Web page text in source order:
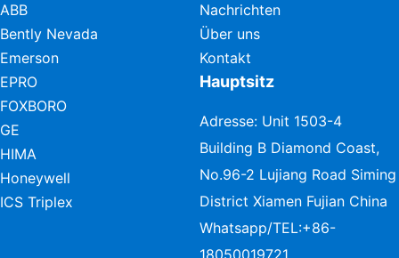
ABB
Bently Nevada
Emerson
EPRO
FOXBORO
GE
HIMA
Honeywell
ICS Triplex
Nachrichten
Über uns
Kontakt
Hauptsitz
Adresse: Unit 1503-4
Building B Diamond Coast,
No.96-2 Lujiang Road Siming
District Xiamen Fujian China
Whatsapp/TEL:+86-